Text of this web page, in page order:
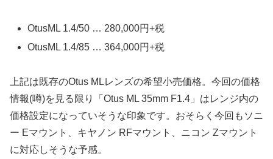
OtusML 1.4/50 … 280,000円+税
OtusML 1.4/85 … 364,000円+税
上記は既存のOtus MLレンズの希望小売価格。今回の価格
情報(噂)を見る限り「Otus ML 35mm F1.4」はレンジ内の
価格設定になっていそうな印象です。おそらく今回もソニ
ー Eマウント、キヤノン RFマウント、ニコン Zマウント
に対応しそうな予感。